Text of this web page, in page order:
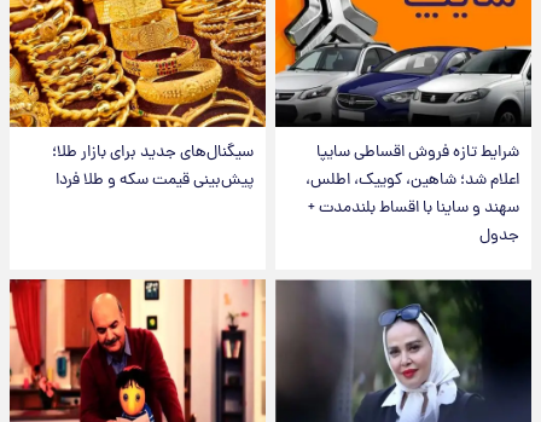
شرایط تازه فروش اقساطی سایپا
اعلام شد؛ شاهین، کوییک، اطلس،
سهند و ساینا با اقساط بلندمدت +
جدول
سیگنال‌های جدید برای بازار طلا؛
پیش‌بینی قیمت سکه و طلا فردا